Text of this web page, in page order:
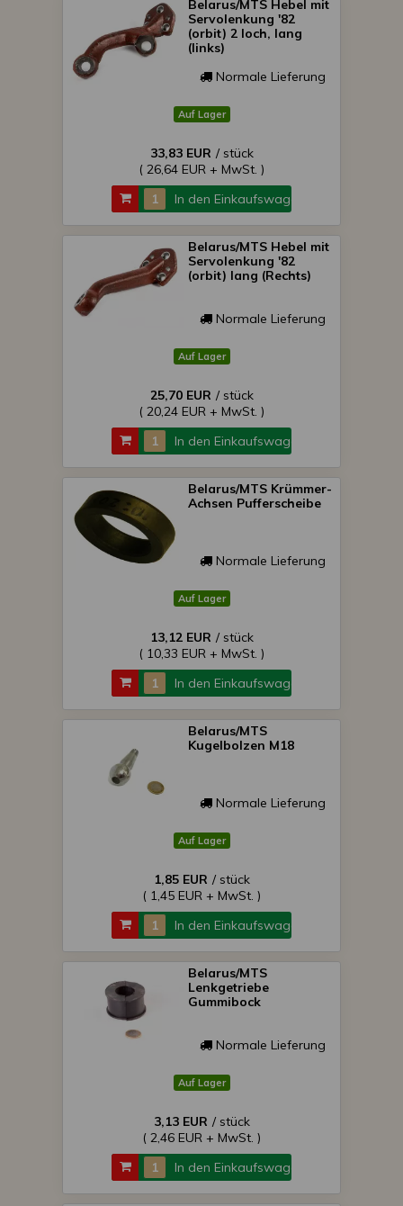
Belarus/MTS Hebel mit
Servolenkung '82
(orbit) 2 loch, lang
(links)
Normale Lieferung
Auf Lager
33,83 EUR / stück
( 26,64 EUR + MwSt. )
In den Einkaufswagen
Belarus/MTS Hebel mit
Servolenkung '82
(orbit) lang (Rechts)
Normale Lieferung
Auf Lager
25,70 EUR / stück
( 20,24 EUR + MwSt. )
In den Einkaufswagen
Belarus/MTS Krümmer-
Achsen Pufferscheibe
Normale Lieferung
Auf Lager
13,12 EUR / stück
( 10,33 EUR + MwSt. )
In den Einkaufswagen
Belarus/MTS
Kugelbolzen M18
Normale Lieferung
Auf Lager
1,85 EUR / stück
( 1,45 EUR + MwSt. )
In den Einkaufswagen
Belarus/MTS
Lenkgetriebe
Gummibock
Normale Lieferung
Auf Lager
3,13 EUR / stück
( 2,46 EUR + MwSt. )
In den Einkaufswagen